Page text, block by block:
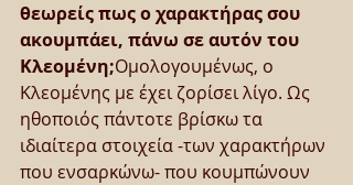
θεωρείς πως ο χαρακτήρας σου
ακουμπάει, πάνω σε αυτόν του
Κλεομένη;Ομολογουμένως, ο
Κλεομένης με έχει ζορίσει λίγο. Ως
ηθοποιός πάντοτε βρίσκω τα
ιδιαίτερα στοιχεία -των χαρακτήρων
που ενσαρκώνω- που κουμπώνουν